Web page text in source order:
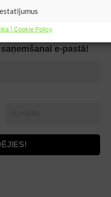
| Cookie Policy
e-pastā!